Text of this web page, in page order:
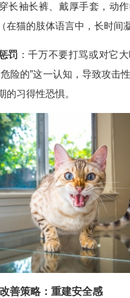
长袖长裤、戴厚手套，动
在猫的肢体语言中，长时间
罚 ：千万不要打骂或对它
险的”这一认知，导致攻击
的习得性恐惧。
善策略：重建安全感